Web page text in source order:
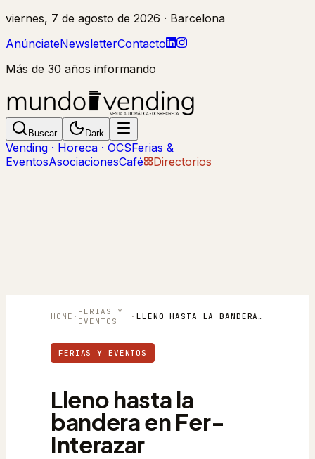
viernes, 7 de agosto de 2026 · Barcelona
AnúnciateNewsletterContacto
Más de 30 años informando
Buscar Dark
Vending · Horeca · OCSFerias &
EventosAsociacionesCafé Directorios
HOME · FERIAS Y
EVENTOS
· LLENO HASTA LA BANDERA EN FER-INTERAZAR
FERIAS Y EVENTOS
Lleno hasta la
bandera en Fer-
Interazar